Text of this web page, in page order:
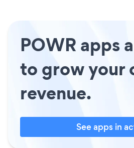
POWR apps
to grow your
revenue.
See apps in